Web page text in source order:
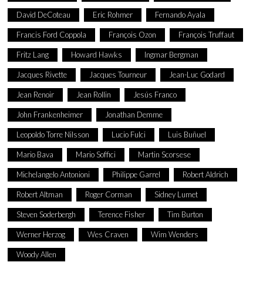
David DeCoteau Eric Rohmer Fernando Ayala
Francis Ford Coppola François Ozon François Truffaut
Fritz Lang Howard Hawks Ingmar Bergman
Jacques Rivette Jacques Tourneur Jean-Luc Godard
Jean Renoir Jean Rollin Jesús Franco
John Frankenheimer Jonathan Demme
Leopoldo Torre Nilsson Lucio Fulci Luis Buñuel
Mario Bava Mario Soffici Martin Scorsese
Michelangelo Antonioni Philippe Garrel Robert Aldrich
Robert Altman Roger Corman Sidney Lumet
Steven Soderbergh Terence Fisher Tim Burton
Werner Herzog Wes Craven Wim Wenders
Woody Allen